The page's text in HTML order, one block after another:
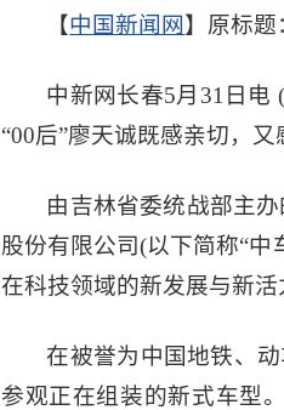
【中国新闻网 】原标
中新网长春5月31日电
“00后”廖天诚既感亲切，
由吉林省委统战部主
股份有限公司(以下简称“
在科技领域的新发展与新活
在被誉为中国地铁、
参观正在组装的新式车型